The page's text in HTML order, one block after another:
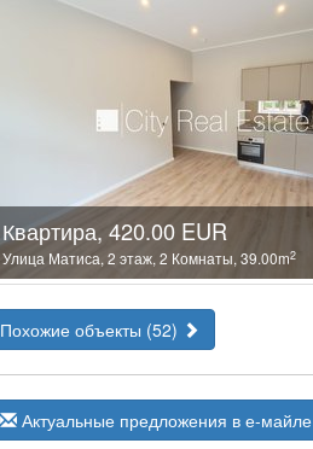
Квартира, 420.00 EUR
Улица Матиса, 2 этаж, 2 Комнаты, 39.00m2
Похожие объекты (52)
Актуальные предложения в е-майле